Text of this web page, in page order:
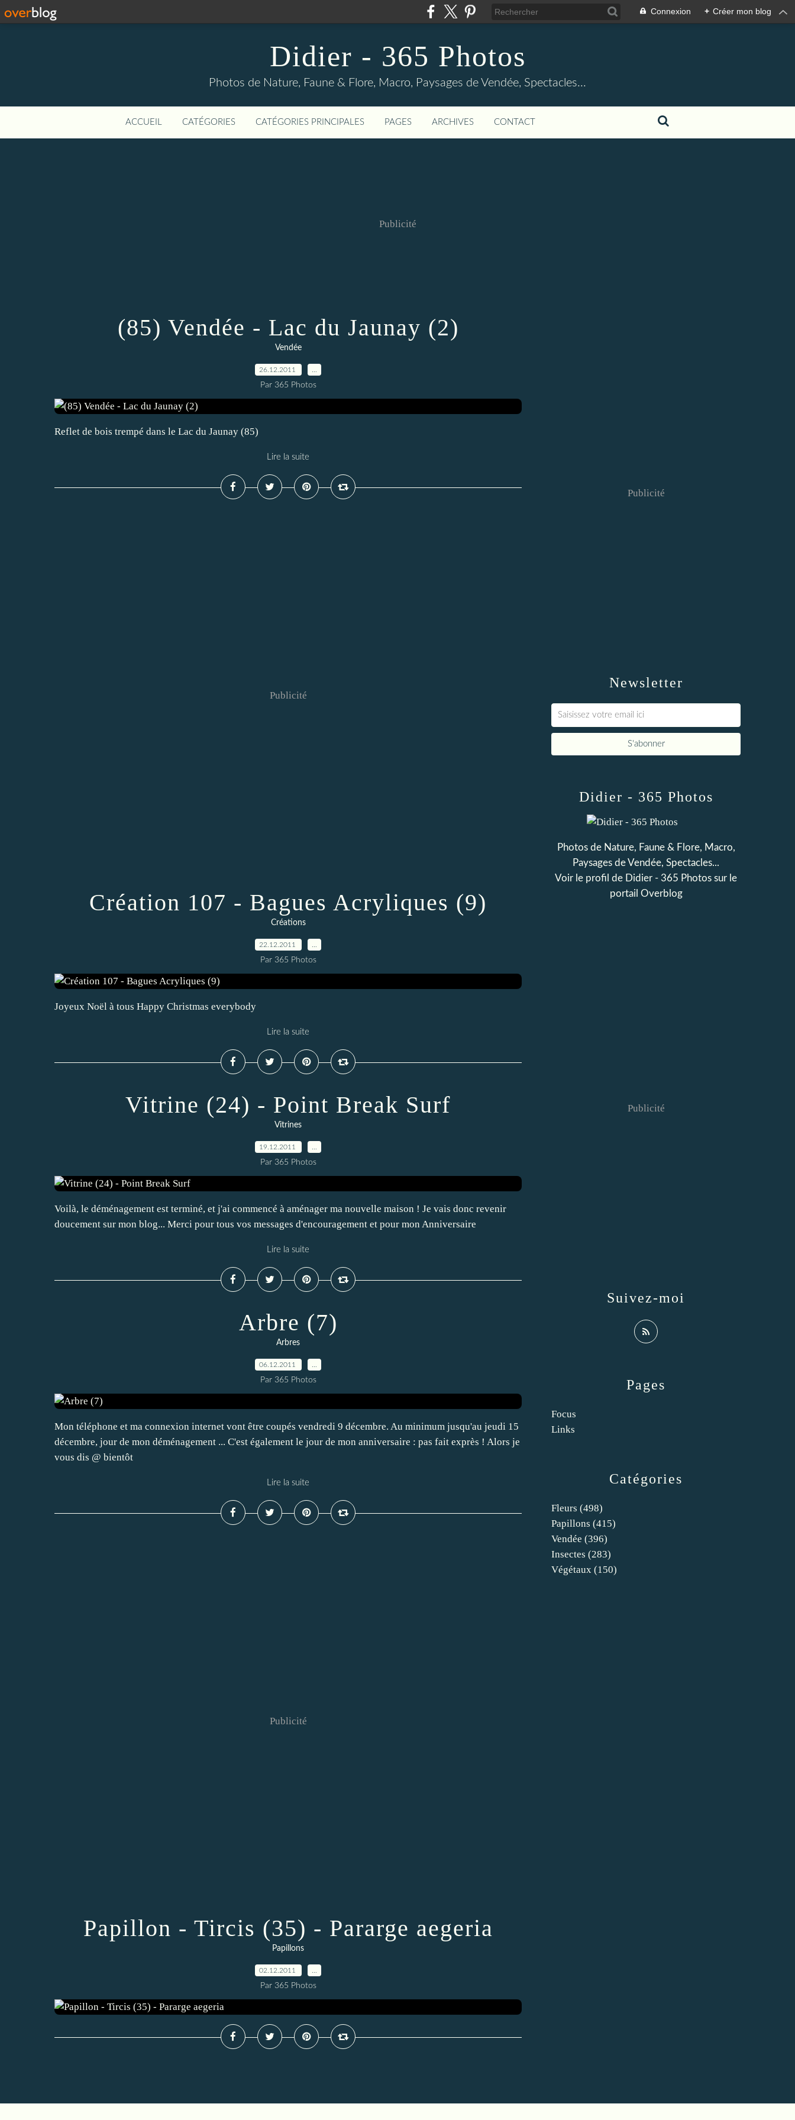
Connexion + Créer mon blog
Didier - 365 Photos
Photos de Nature, Faune & Flore, Macro, Paysages de Vendée, Spectacles...
ACCUEIL CATÉGORIES CATÉGORIES PRINCIPALES PAGES ARCHIVES CONTACT
Publicité
(85) Vendée - Lac du Jaunay (2)
Vendée
26.12.2011
Par 365 Photos
Reflet de bois trempé dans le Lac du Jaunay (85)
Lire la suite
Publicité
Création 107 - Bagues Acryliques (9)
Créations
22.12.2011
Par 365 Photos
Joyeux Noël à tous Happy Christmas everybody
Lire la suite
Vitrine (24) - Point Break Surf
Vitrines
19.12.2011
Par 365 Photos
Voilà, le déménagement est terminé, et j'ai commencé à aménager ma nouvelle maison ! Je vais donc revenir
doucement sur mon blog... Merci pour tous vos messages d'encouragement et pour mon Anniversaire
Lire la suite
Arbre (7)
Arbres
06.12.2011
Par 365 Photos
Mon téléphone et ma connexion internet vont être coupés vendredi 9 décembre. Au minimum jusqu'au jeudi 15
décembre, jour de mon déménagement ... C'est également le jour de mon anniversaire : pas fait exprès ! Alors je
vous dis @ bientôt
Lire la suite
Publicité
Papillon - Tircis (35) - Pararge aegeria
Papillons
02.12.2011
Par 365 Photos
Newsletter
Publicité
Catégories
Fleurs (498)
Papillons (415)
Vendée (396)
Insectes (283)
Végétaux (150)
Pages
Focus
Links
Didier - 365 Photos
Photos de Nature, Faune & Flore, Macro,
Paysages de Vendée, Spectacles...
Voir le profil de Didier - 365 Photos sur le
portail Overblog
Suivez-moi
Publicité